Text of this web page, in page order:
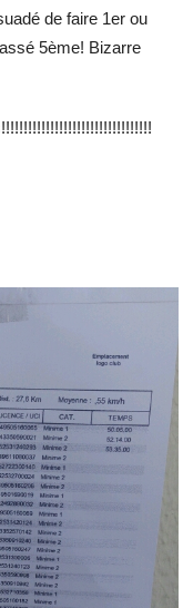
de faire 1er ou
5ème! Bizarre